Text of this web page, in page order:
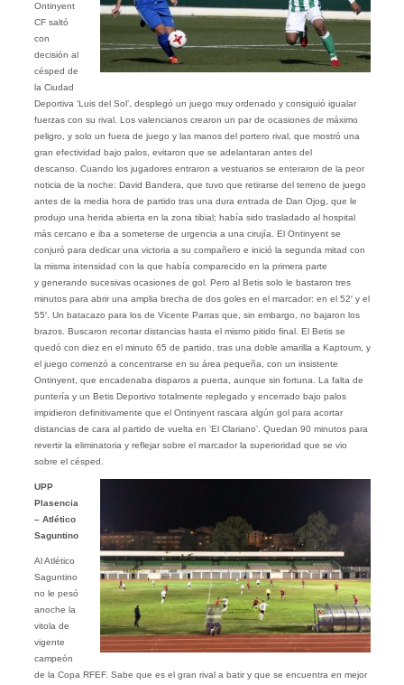
Ontinyent
CF saltó
con
decisión al
césped de
la Ciudad
Deportiva ‘Luis del Sol’, desplegó un juego muy ordenado y consiguió igualar
fuerzas con su rival. Los valencianos crearon un par de ocasiones de máximo
peligro, y solo un fuera de juego y las manos del portero rival, que mostró una
gran efectividad bajo palos, evitaron que se adelantaran antes del
descanso. Cuando los jugadores entraron a vestuarios se enteraron de la peor
noticia de la noche: David Bandera, que tuvo que retirarse del terreno de juego
antes de la media hora de partido tras una dura entrada de Dan Ojog, que le
produjo una herida abierta en la zona tibial; había sido trasladado al hospital
más cercano e iba a someterse de urgencia a una cirujía. El Ontinyent se
conjuró para dedicar una victoria a su compañero e inició la segunda mitad con
la misma intensidad con la que había comparecido en la primera parte
y generando sucesivas ocasiones de gol. Pero al Betis solo le bastaron tres
minutos para abrir una amplia brecha de dos goles en el marcador: en el 52′ y el
55′. Un batacazo para los de Vicente Parras que, sin embargo, no bajaron los
brazos. Buscaron recortar distancias hasta el mismo pitido final. El Betis se
quedó con diez en el minuto 65 de partido, tras una doble amarilla a Kaptoum, y
el juego comenzó a concentrarse en su área pequeña, con un insistente
Ontinyent, que encadenaba disparos a puerta, aunque sin fortuna. La falta de
puntería y un Betis Deportivo totalmente replegado y encerrado bajo palos
impidieron definitivamente que el Ontinyent rascara algún gol para acortar
distancias de cara al partido de vuelta en ‘El Clariano’. Quedan 90 minutos para
revertir la eliminatoria y reflejar sobre el marcador la superioridad que se vio
sobre el césped.
UPP
Plasencia
– Atlético
Saguntino
Al Atlético
Saguntino
no le pesó
anoche la
vitola de
vigente
campeón
de la Copa RFEF. Sabe que es el gran rival a batir y que se encuentra en mejor